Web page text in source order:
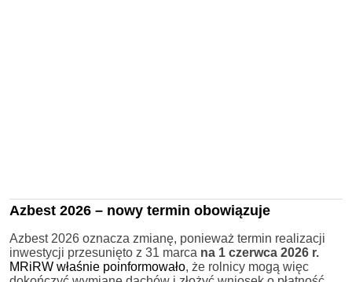
Azbest 2026 – nowy termin obowiązuje
Azbest 2026 oznacza zmianę, ponieważ termin realizacji
inwestycji przesunięto z 31 marca na 1 czerwca 2026 r.
MRiRW właśnie poinformowało, że rolnicy mogą więc